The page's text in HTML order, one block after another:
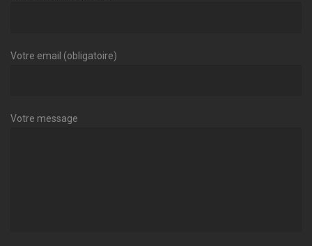
Votre email (obligatoire)
Votre message